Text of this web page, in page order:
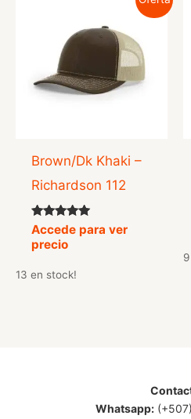
Brown/Dk Khaki –
Richardson 112
Valorado
con
5.00
Accede para ver
precio
13 en stock!
Whatsapp: